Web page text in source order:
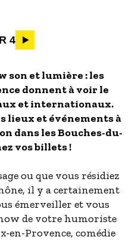
Pagination
4
son et lumière : les
donnent à voir le
et internationaux.
lieux et événements à
dans les Bouches-du-
vos billets !
ou que vous résidiez
il y a certainement
émerveiller et vous
de votre humoriste
en-Provence, comédie